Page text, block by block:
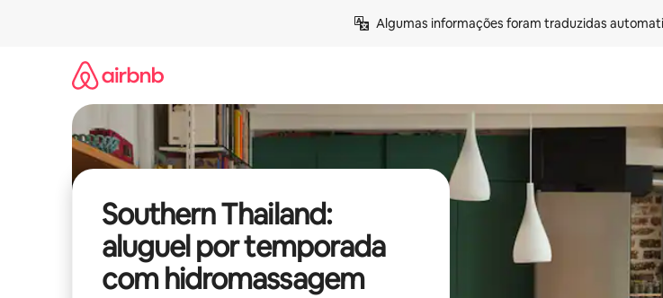
Algumas informações foram traduzidas
Southern Thailand:
aluguel por temporada
com hidromassagem